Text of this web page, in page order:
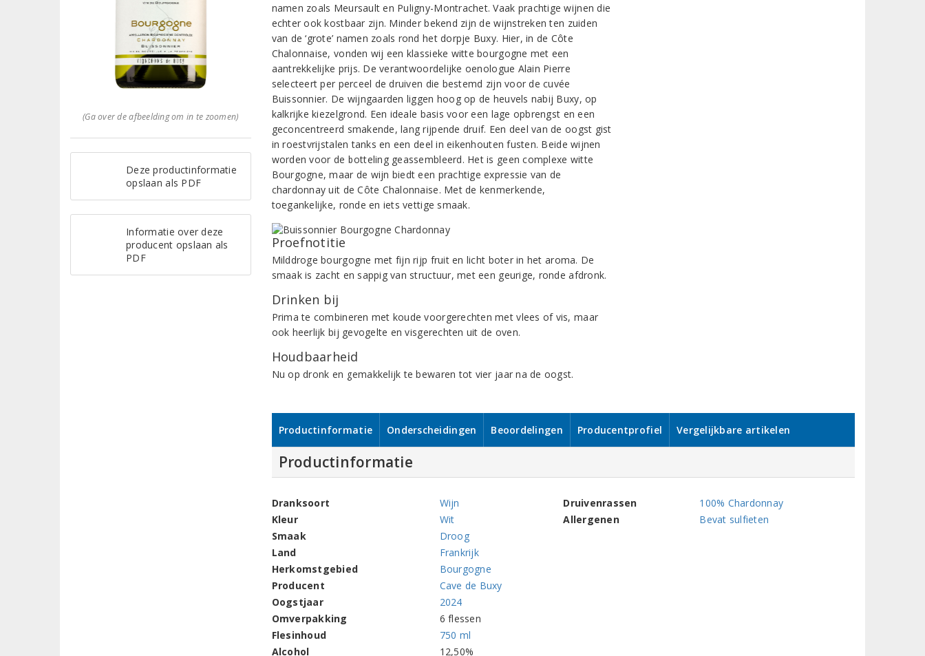
(Ga over de afbeelding om in te zoomen)
Deze productinformatie
opslaan als PDF
Informatie over deze
producent opslaan als
PDF
namen zoals Meursault en Puligny-Montrachet. Vaak prachtige wijnen die
echter ook kostbaar zijn. Minder bekend zijn de wijnstreken ten zuiden
van de ‘grote’ namen zoals rond het dorpje Buxy. Hier, in de Côte
Chalonnaise, vonden wij een klassieke witte bourgogne met een
aantrekkelijke prijs. De verantwoordelijke oenologue Alain Pierre
selecteert per perceel de druiven die bestemd zijn voor de cuvée
Buissonnier. De wijngaarden liggen hoog op de heuvels nabij Buxy, op
kalkrijke kiezelgrond. Een ideale basis voor een lage opbrengst en een
geconcentreerd smakende, lang rijpende druif. Een deel van de oogst gist
in roestvrijstalen tanks en een deel in eikenhouten fusten. Beide wijnen
worden voor de botteling geassembleerd. Het is geen complexe witte
Bourgogne, maar de wijn biedt een prachtige expressie van de
chardonnay uit de Côte Chalonnaise. Met de kenmerkende,
toegankelijke, ronde en iets vettige smaak.
Proefnotitie
Milddroge bourgogne met fijn rijp fruit en licht boter in het aroma. De
smaak is zacht en sappig van structuur, met een geurige, ronde afdronk.
Drinken bij
Prima te combineren met koude voorgerechten met vlees of vis, maar
ook heerlijk bij gevogelte en visgerechten uit de oven.
Houdbaarheid
Nu op dronk en gemakkelijk te bewaren tot vier jaar na de oogst.
Productinformatie Onderscheidingen Beoordelingen Producentprofiel Vergelijkbare artikelen
Productinformatie
Dranksoort
Wijn
Kleur
Wit
Smaak
Droog
Land
Frankrijk
Herkomstgebied
Bourgogne
Producent
Cave de Buxy
Oogstjaar
2024
Omverpakking
6 flessen
Flesinhoud
750 ml
Alcohol
12,50%
Druivenrassen
100% Chardonnay
Allergenen
Bevat sulfieten